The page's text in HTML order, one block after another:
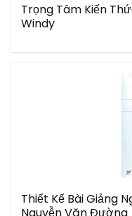
Trọng Tâm Kiến
Windy
Thiết Kế Bài Giảng
Nguyễn Văn Đường